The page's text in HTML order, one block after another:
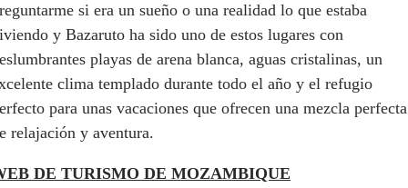
si era un sueño o una realidad lo que estaba
y Bazaruto ha sido uno de estos lugares con
playas de arena blanca, aguas cristalinas, un
clima templado durante todo el año y el refugio
para unas vacaciones que ofrecen una mezcla perfecta
relajación y aventura.
DE TURISMO DE MOZAMBIQUE